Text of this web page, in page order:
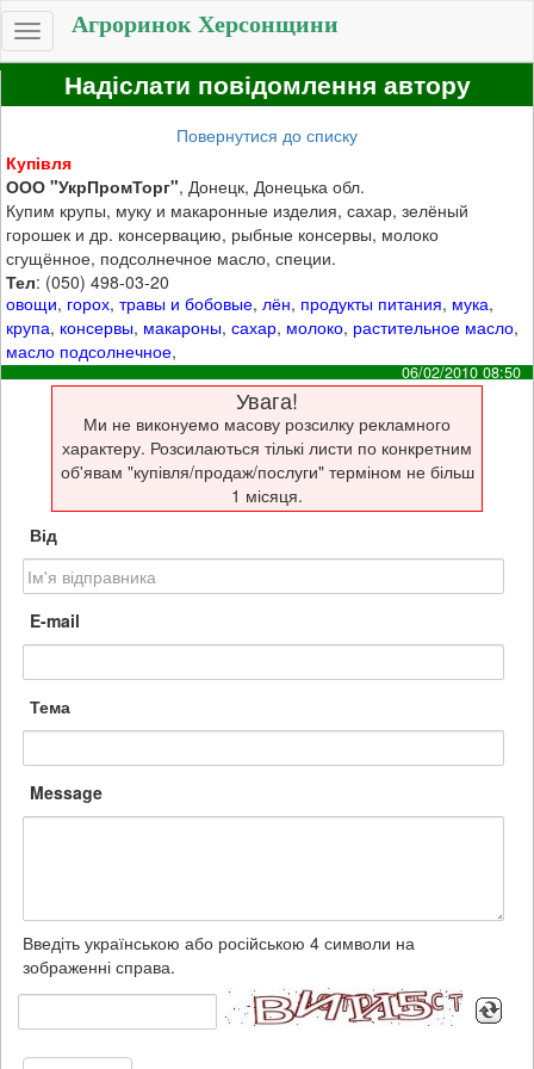
Toggle
navigation
Агроринок Херсонщини
Надіслати повідомлення автору
Повернутися до списку
Купівля
ООО "УкрПромТорг", Донецк, Донецька обл.
Купим крупы, муку и макаронные изделия, сахар, зелёный
горошек и др. консервацию, рыбные консервы, молоко
сгущённое, подсолнечное масло, специи.
Тел: (050) 498-03-20
овощи, горох,травы и бобовые, лён, продукты питания, мука,
крупа, консервы, макароны,сахар, молоко, растительное масло,
масло подсолнечное,
06/02/2010 08:50
Увага!
Ми не виконуемо масову розсилку рекламного
характеру. Розсилаються тількі листи по конкретним
об'явам "купівля/продаж/послуги" терміном не більш
1 місяця.
Від
E-mail
Тема
Message
Введіть українською або російською 4 символи на
зображенні справа.